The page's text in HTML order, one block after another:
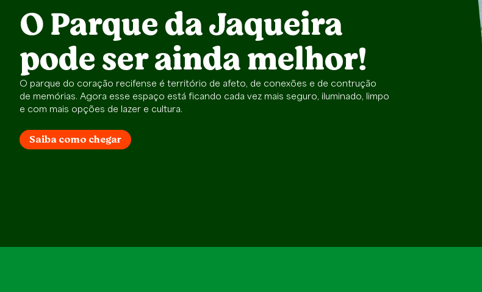
O Parque da Jaqueira
pode ser ainda melhor!
O parque do coração recifense é território de afeto, de conexões e de contrução
de memórias. Agora esse espaço está ficando cada vez mais seguro, iluminado, limpo
e com mais opções de lazer e cultura.
Saiba como chegar